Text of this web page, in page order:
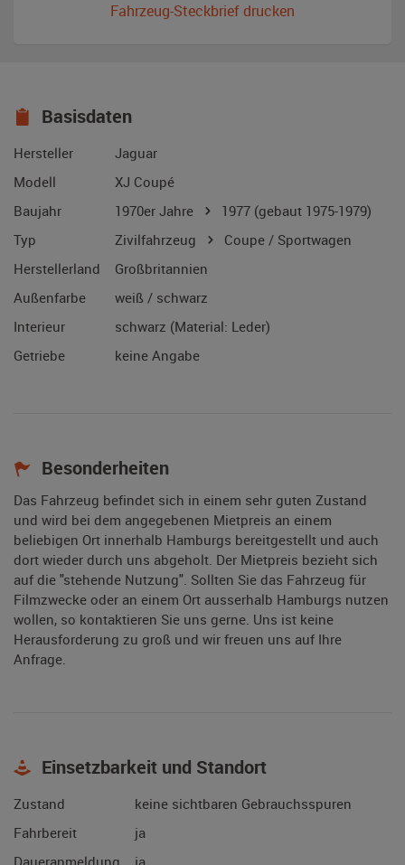
Fahrzeug-Steckbrief drucken
Basisdaten
Hersteller
Jaguar
Modell
XJ Coupé
Baujahr
1970er Jahre 1977 (gebaut 1975-1979)
Typ
Zivilfahrzeug
Coupe / Sportwagen
Herstellerland
Großbritannien
Außenfarbe
weiß / schwarz
Interieur
schwarz (Material: Leder)
Getriebe
keine Angabe
Besonderheiten
Das Fahrzeug befindet sich in einem sehr guten Zustand
und wird bei dem angegebenen Mietpreis an einem
beliebigen Ort innerhalb Hamburgs bereitgestellt und auch
dort wieder durch uns abgeholt. Der Mietpreis bezieht sich
auf die "stehende Nutzung". Sollten Sie das Fahrzeug für
Filmzwecke oder an einem Ort ausserhalb Hamburgs nutzen
wollen, so kontaktieren Sie uns gerne. Uns ist keine
Herausforderung zu groß und wir freuen uns auf Ihre
Anfrage.
Einsetzbarkeit und Standort
Zustand
keine sichtbaren Gebrauchsspuren
Fahrbereit
ja